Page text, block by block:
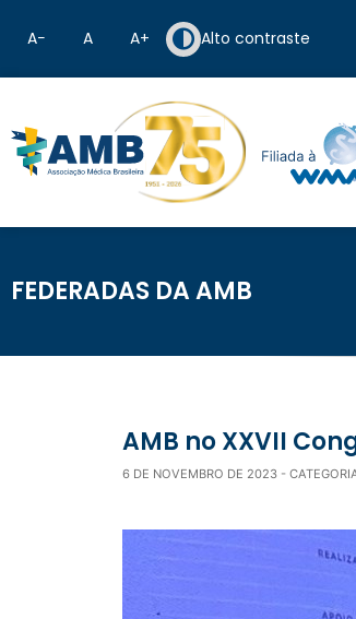
A− A A+ Alto contraste
FEDERADAS DA AMB
AMB no XXVII
6 DE NOVEMBRO DE 2023 -